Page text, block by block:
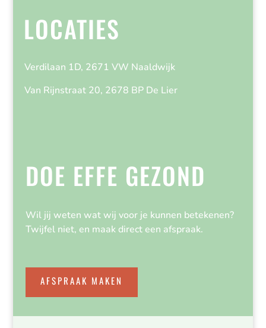
LOCATIES
Verdilaan 1D, 2671 VW Naaldwijk
Van Rijnstraat 20, 2678 BP De Lier
DOE EFFE GEZOND
Wil jij weten wat wij voor je kunnen betekenen?
Twijfel niet, en maak direct een afspraak.
AFSPRAAK MAKEN